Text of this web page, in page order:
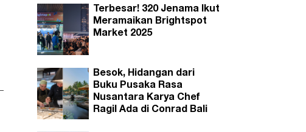
Terbesar! 320 Jenama Ikut
Meramaikan Brightspot
Market 2025
Besok, Hidangan dari
Buku Pusaka Rasa
Nusantara Karya Chef
Ragil Ada di Conrad Bali